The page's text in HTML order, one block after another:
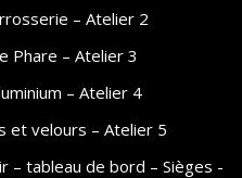
– Atelier 2
Phare – Atelier 3
– Atelier 4
et velours – Atelier 5
– tableau de bord – Sièges -